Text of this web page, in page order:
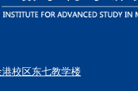
校区东七教学楼